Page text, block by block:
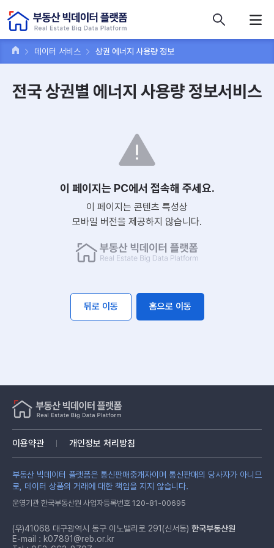
데이터 서비스 상권 에너지 사용량 정보
전국 상권별 에너지 사용량 정보서비스
이 페이지는 PC에서 접속해 주세요.
이 페이지는 콘텐츠 특성상
모바일 버전을 제공하지 않습니다.
뒤로 이동 홈으로 이동
이용약관 개인정보 처리방침
부동산 빅데이터 플랫폼은 통신판매중개자이며 통신판매의 당사자가 아니므
로, 데이터 상품의 거래에 대한 책임을 지지 않습니다.
운영기관 한국부동산원 사업자등록번호 120-81-00695
(우)41068 대구광역시 동구 이노밸리로 291(신서동) 한국부동산원
E-mail : k07891@reb.or.kr